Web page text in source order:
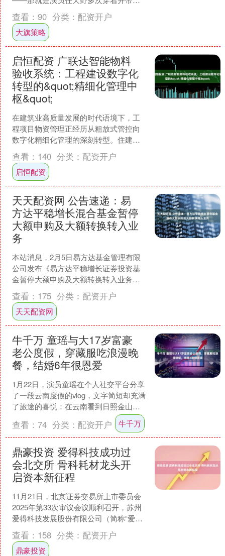
的军绿色POLO衫。而这款备受瞩目的同
款服饰，正源自专业男....
查看： 90 分类： 配资开户
大旗策略
启恒配资 广联达智能物料
验收系统：工程建设数字化
转型的&quot;精细化管理中
枢&quot;
在建筑业高质量发展的时代语境下，工
程项目物资管理正经历从粗放式管控向
数字化精细化管理的深刻转型。住建部
《"十四五"建筑业发展规划》明确指出，
要加快推动物联网、人....
查看： 140 分类： 配资开户
启恒配资
天天配资网 公告速递：易
方达平稳增长混合基金暂停
大额申购及大额转换转入业
务
本站消息，2月5日易方达基金管理有限
公司发布《易方达平稳增长证券投资基
金暂停大额申购及大额转换转入业务的
公告》。公告中提示，为了基金的平稳
运作，保护基金份额持有....
查看： 175 分类： 配资开户
天天配资网
牛千万 童瑶与大17岁富豪
老公度假，穿藏服吃浪漫晚
餐，结婚6年很恩爱
1月22日，演员童瑶在个人社交平台分享
了一段云南度假的vlog，文字简短却充满
了旅途的喜悦：在云南看到日照金山
啦，见者好运。这篇短文透露出她满满
的幸福与期待。视....
查看： 74 分类： 配资开户 牛千万
鼎豪投资 爱得科技成功过
会北交所 骨科耗材龙头开
启资本新征程
11月21日，北京证券交易所上市委员会
2025年第33次审议会议顺利召开，苏州
爱得科技发展股份有限公司（简称“爱得
科技”）首发获审议通过，成为年内第79
家北交所....
查看： 158 分类： 配资开户
鼎豪投资